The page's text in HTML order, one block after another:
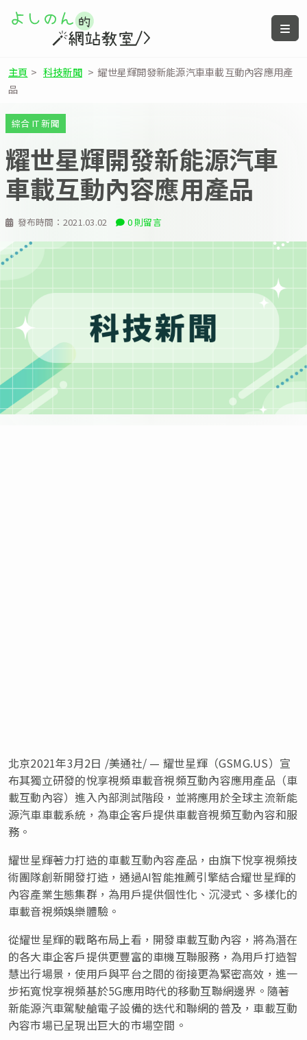
主頁 > 科技新聞 > 耀世星輝開發新能源汽車車載互動內容應用產
品
發布時間： 2021.03.02 0 則留言
綜合 IT 新聞
耀世星輝開發新能源汽車
車載互動內容應用產品
北京2021年3月2日 /美通社/ — 耀世星輝（GSMG.US）宣
布其獨立研發的悅享視頻車載音視頻互動內容應用產品（車
載互動內容）進入內部測試階段，並將應用於全球主流新能
源汽車車載系統，為車企客戶提供車載音視頻互動內容和服
務。
耀世星輝著力打造的車載互動內容產品，由旗下悅享視頻技
術團隊創新開發打造，通過AI智能推薦引擎結合耀世星輝的
內容產業生態集群，為用戶提供個性化、沉浸式、多樣化的
車載音視頻娛樂體驗。
從耀世星輝的戰略布局上看，開發車載互動內容，將為潛在
的各大車企客戶提供更豐富的車機互聯服務，為用戶打造智
慧出行場景，使用戶與平台之間的銜接更為緊密高效，進一
步拓寬悅享視頻基於5G應用時代的移動互聯網邊界。隨著
新能源汽車駕駛艙電子設備的迭代和聯網的普及，車載互動
內容市場已呈現出巨大的市場空間。